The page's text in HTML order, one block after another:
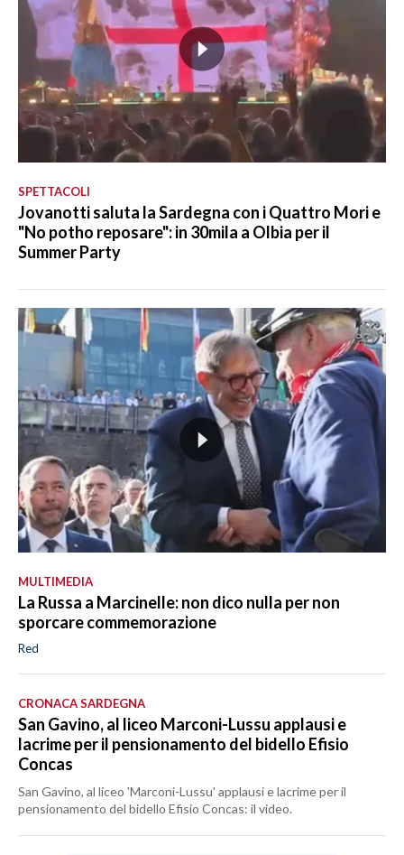
SPETTACOLI
Jovanotti saluta la Sardegna con i Quattro Mori e
"No potho reposare": in 30mila a Olbia per il
Summer Party
MULTIMEDIA
La Russa a Marcinelle: non dico nulla per non
sporcare commemorazione
Red
CRONACA SARDEGNA
San Gavino, al liceo Marconi-Lussu applausi e
lacrime per il pensionamento del bidello Efisio
Concas
San Gavino, al liceo 'Marconi-Lussu' applausi e lacrime per il
pensionamento del bidello Efisio Concas: il video.